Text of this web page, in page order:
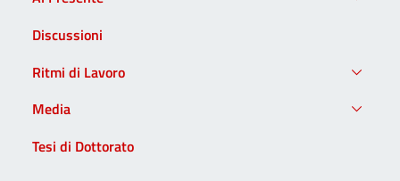
Discussioni
Ritmi di Lavoro
Media
Tesi di Dottorato